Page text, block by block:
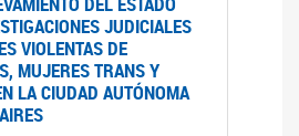
JUDICIALES
VIOLENTAS DE
MUJERES TRANS Y
LA CIUDAD AUTÓNOMA